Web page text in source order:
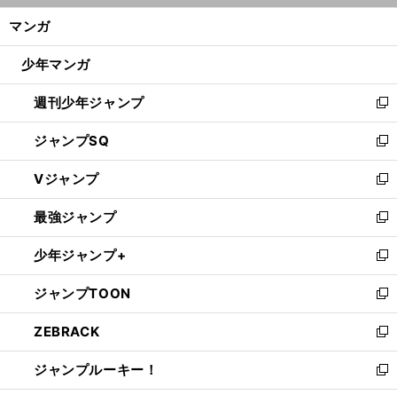
ン
ウ
開
く
マンガ
少年マンガ
週刊少年ジャンプ
新
し
い
ウ
ィ
ン
ド
ウ
で
開
く
ジャンプSQ
新
し
い
ウ
ィ
ン
ド
ウ
で
開
く
Vジャンプ
新
し
い
ウ
ィ
ン
ド
ウ
で
開
く
最強ジャンプ
新
し
い
ウ
ィ
ン
ド
ウ
で
開
少年ジャンプ+
新
し
い
ウ
ィ
ン
ド
ウ
ジャンプTOON
新
し
い
ウ
ィ
ン
ZEBRACK
新
し
い
ウ
ジャンプルーキー！
新